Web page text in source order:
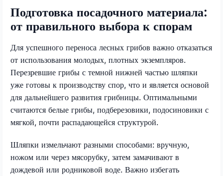
Подготовка посадочного материала:
от правильного выбора к спорам
Для успешного переноса лесных грибов важно отказаться
от использования молодых, плотных экземпляров.
Перезревшие грибы с темной нижней частью шляпки
уже готовы к производству спор, что и является основой
для дальнейшего развития грибницы. Оптимальными
считаются белые грибы, подберезовики, подосиновики с
мягкой, почти распадающейся структурой.
Шляпки измельчают разными способами: вручную,
ножом или через мясорубку, затем замачивают в
дождевой или родниковой воде. Важно избегать